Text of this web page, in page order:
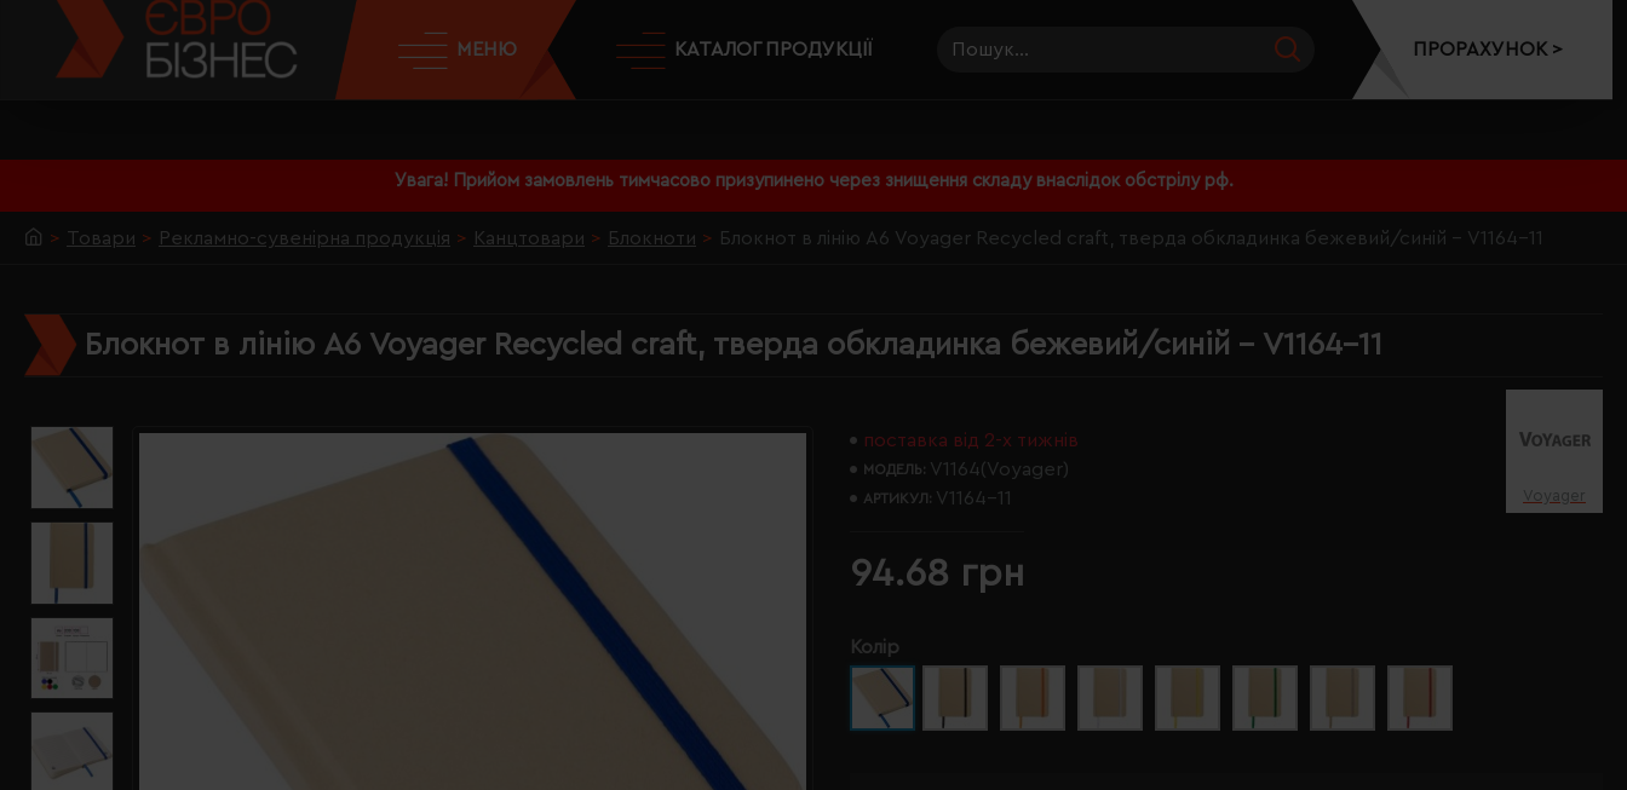
Увага! Прийом замовлень тимчасово призупинено через знищення складу внаслідок обстрілу рф.
МЕНЮ КАТАЛОГ ПРОДУКЦІЇ ПРОРАХУНОК >
Товари Рекламно-сувенірна продукція Канцтовари Блокноти Блокнот в лінію А6 Voyager Recycled craft, тверда обкладинка бежевий/синій - V1164-11
Блокнот в лінію А6 Voyager Recycled craft, тверда обкладинка бежевий/синій - V1164-11
поставка від 2-х тижнів
МОДЕЛЬ: V1164(Voyager)
АРТИКУЛ: V1164-11 Voyager
94.68 грн
Колір